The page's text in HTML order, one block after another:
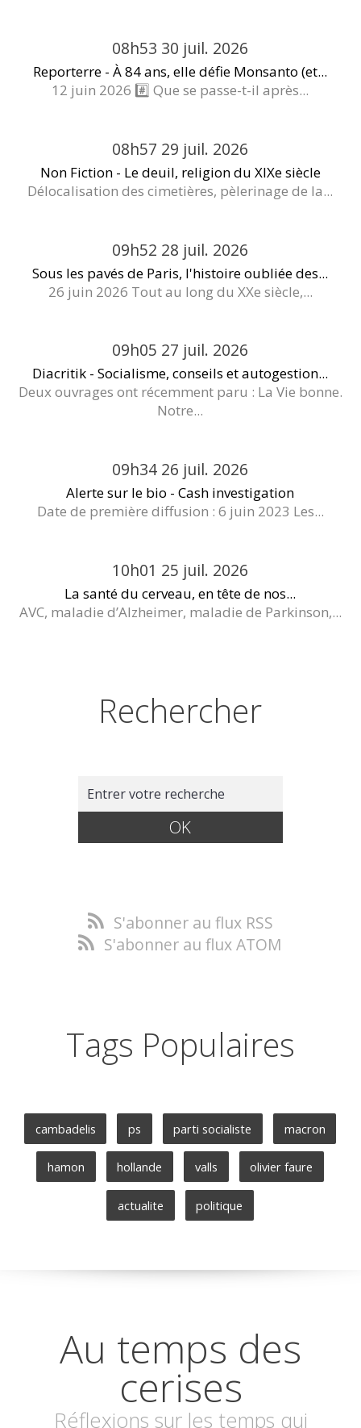
08h53 30 juil. 2026
Reporterre - À 84 ans, elle défie Monsanto (et...
12 juin 2026 #️⃣ Que se passe-t-il après...
08h57 29 juil. 2026
Non Fiction - Le deuil, religion du XIXe siècle
Délocalisation des cimetières, pèlerinage de la...
09h52 28 juil. 2026
Sous les pavés de Paris, l'histoire oubliée des...
26 juin 2026 Tout au long du XXe siècle,...
09h05 27 juil. 2026
Diacritik - Socialisme, conseils et autogestion...
Deux ouvrages ont récemment paru : La Vie bonne.
Notre...
09h34 26 juil. 2026
Alerte sur le bio - Cash investigation
Date de première diffusion : 6 juin 2023 Les...
10h01 25 juil. 2026
La santé du cerveau, en tête de nos...
AVC, maladie d’Alzheimer, maladie de Parkinson,...
Rechercher
S'abonner au flux RSS
S'abonner au flux ATOM
Tags Populaires
cambadelis ps parti socialiste macron
hamon hollande valls olivier faure
actualite politique
Au temps des
cerises
Réflexions sur les temps qui